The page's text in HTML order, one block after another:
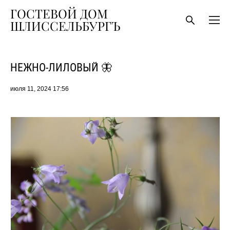
ГОСТЕВОЙ ДОМ
ШЛИССЕЛЬБУРГЪ
НЕЖНО-ЛИЛОВЫЙ 🦋
июля 11, 2024 17:56